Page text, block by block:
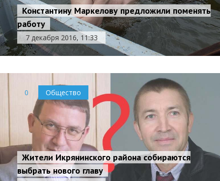
Константину Маркелову предложили поменять
работу
7 декабря 2016, 11:33
0 Общество
Жители Икрянинского района собираются
выбрать нового главу